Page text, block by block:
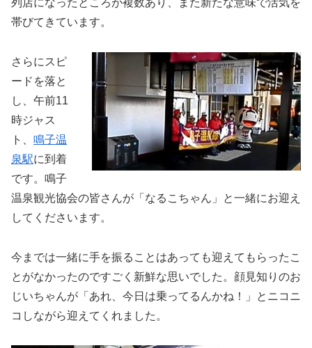
列店になったところが複数あり、また新たな意味で活気を
帯びてきています。
さらにスピ
ードを落と
し、午前11
時ジャス
ト、 鳴子温
泉駅に到着
です。鳴子
温泉観光協会の皆さんが「なるこちゃん」と一緒にお迎え
してくださいます。
今までは一緒に手を振ることはあっても迎えてもらったこ
とがなかったのですごく新鮮な思いでした。顔見知りのお
じいちゃんが「あれ、今日は乗ってるんかね！」とニコニ
コしながら迎えてくれました。